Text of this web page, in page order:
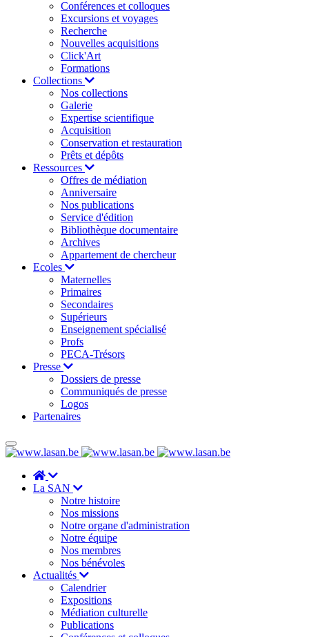
Conférences et colloques
Excursions et voyages
Recherche
Nouvelles acquisitions
Click'Art
Formations
Collections
Nos collections
Galerie
Expertise scientifique
Acquisition
Conservation et restauration
Prêts et dépôts
Ressources
Offres de médiation
Anniversaire
Nos publications
Service d'édition
Bibliothèque documentaire
Archives
Appartement de chercheur
Ecoles
Maternelles
Primaires
Secondaires
Supérieurs
Enseignement spécialisé
Profs
PECA-Trésors
Presse
Dossiers de presse
Communiqués de presse
Logos
Partenaires
La SAN
Notre histoire
Nos missions
Notre organe d'administration
Notre équipe
Nos membres
Nos bénévoles
Actualités
Calendrier
Expositions
Médiation culturelle
Publications